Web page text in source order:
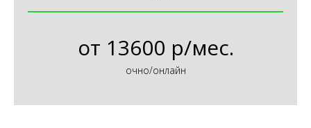
от 13600 р/мес.
очно/онлайн